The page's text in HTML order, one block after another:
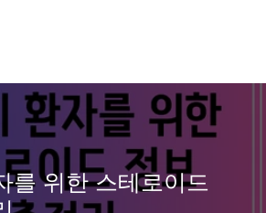
를 위한 스테로이드